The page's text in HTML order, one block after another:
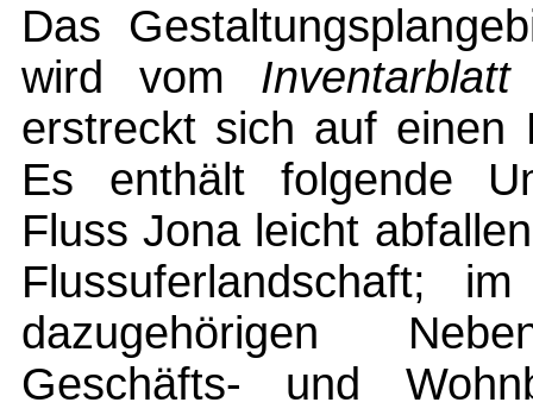
Das
wird vom
erstreckt sich auf einen
Es enthält folgende
Fluss Jona leicht
Flussuferlandschaft;
dazugehörigen
Geschäfts- und